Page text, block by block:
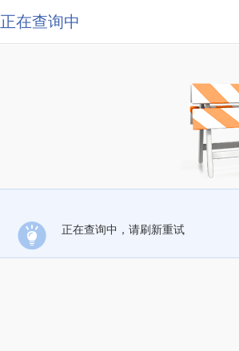
正在查询中
正在查询中，请刷新重试